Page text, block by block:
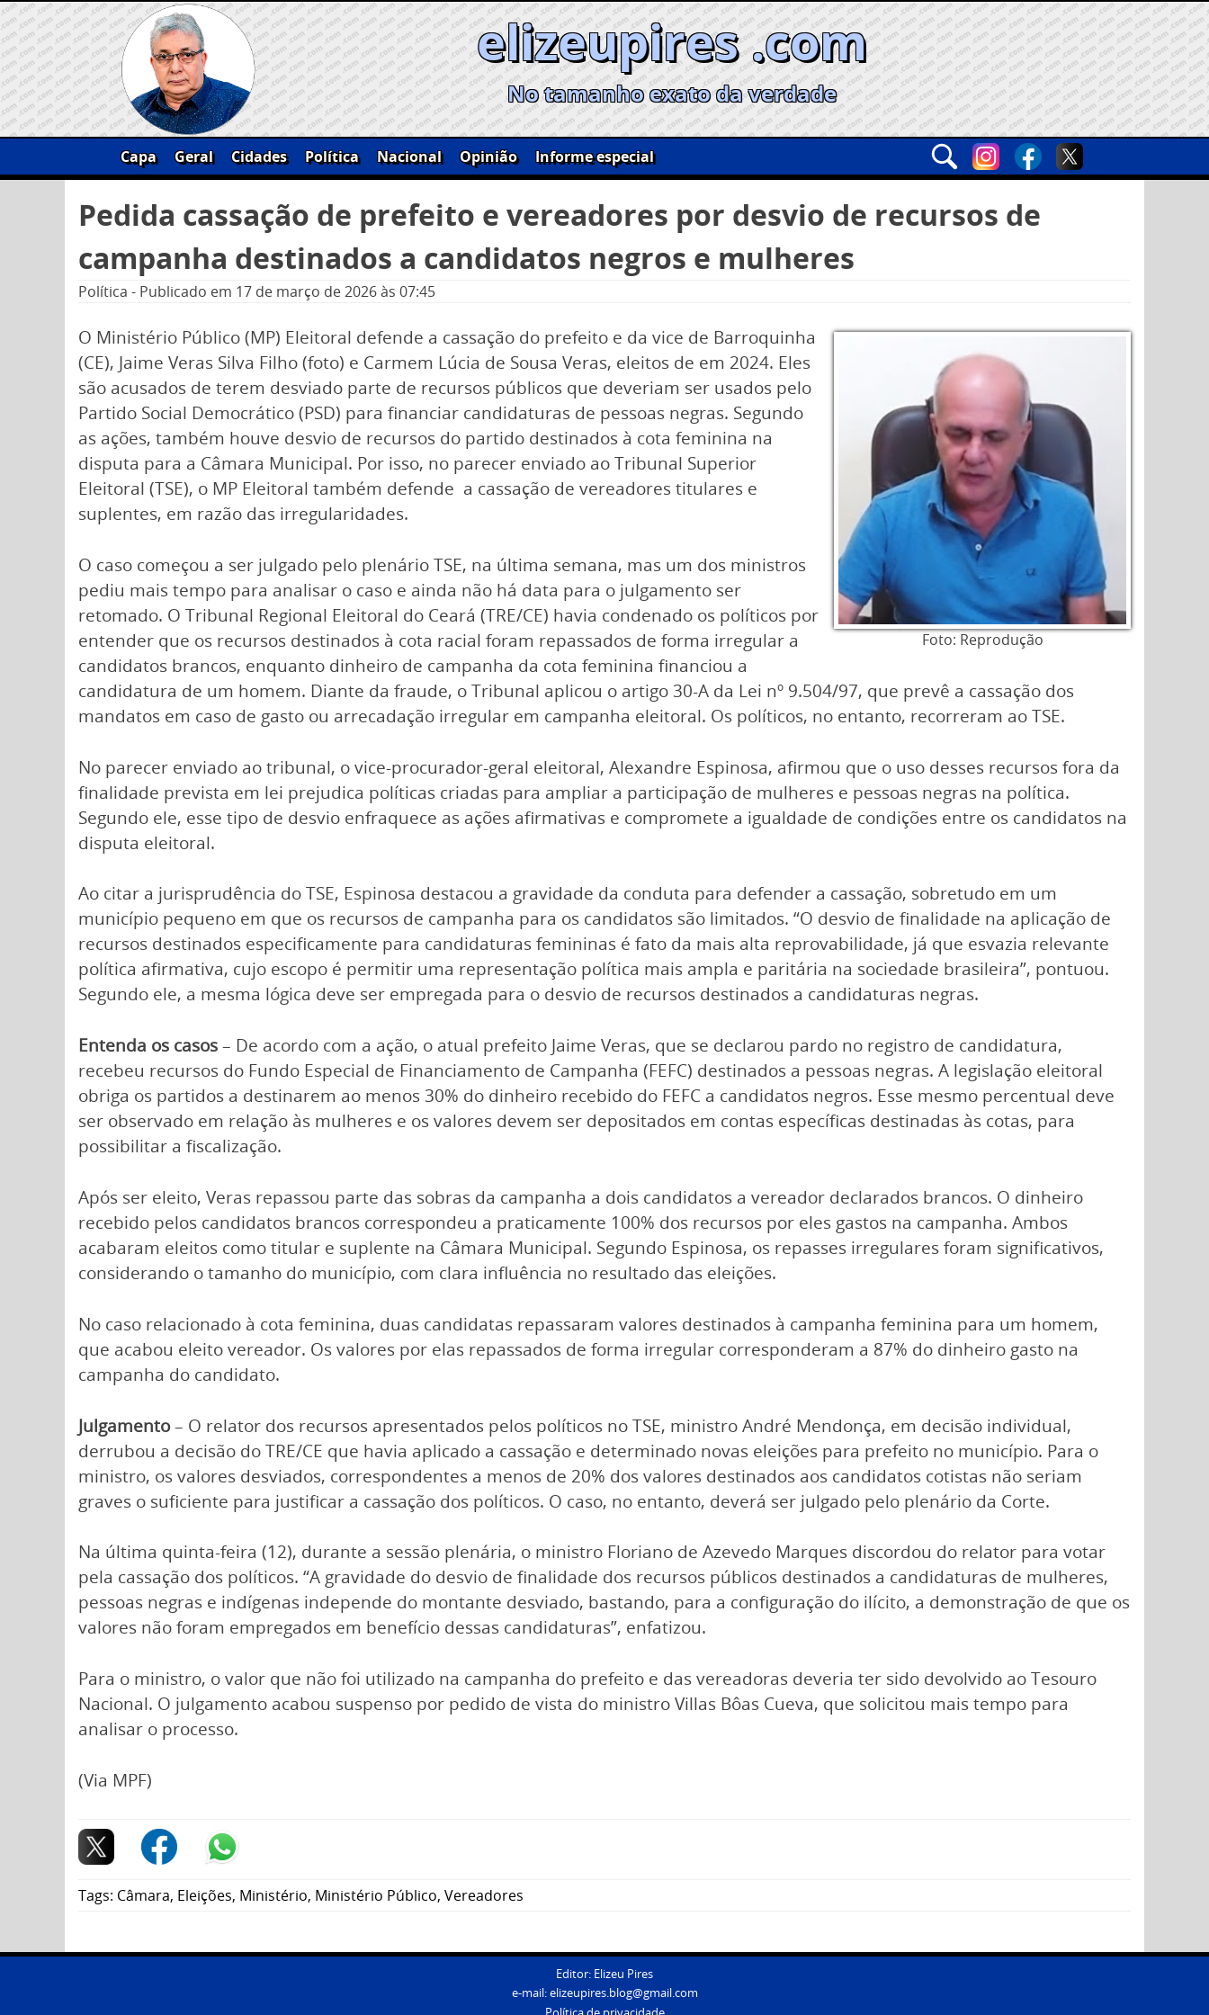
Skip
to
content
elizeupires .com
No tamanho exato da verdade
Capa Geral Cidades Política Nacional Opinião
Informe especial
por:
Pedida cassação de prefeito e vereadores por desvio de recursos de
campanha destinados a candidatos negros e mulheres
Política - Publicado em 17 de março de 2026às 07:45
Foto: Reprodução
O Ministério Público (MP) Eleitoral defende a cassação do prefeito e da vice de Barroquinha
(CE), Jaime Veras Silva Filho (foto) e Carmem Lúcia de Sousa Veras, eleitos de em 2024. Eles
são acusados de terem desviado parte de recursos públicos que deveriam ser usados pelo
Partido Social Democrático (PSD) para financiar candidaturas de pessoas negras. Segundo
as ações, também houve desvio de recursos do partido destinados à cota feminina na
disputa para a Câmara Municipal. Por isso, no parecer enviado ao Tribunal Superior
Eleitoral (TSE), o MP Eleitoral também defende a cassação de vereadores titulares e
suplentes, em razão das irregularidades.
O caso começou a ser julgado pelo plenário TSE, na última semana, mas um dos ministros
pediu mais tempo para analisar o caso e ainda não há data para o julgamento ser
retomado. O Tribunal Regional Eleitoral do Ceará (TRE/CE) havia condenado os políticos por
entender que os recursos destinados à cota racial foram repassados de forma irregular a
candidatos brancos, enquanto dinheiro de campanha da cota feminina financiou a
candidatura de um homem. Diante da fraude, o Tribunal aplicou o artigo 30-A da Lei nº 9.504/97, que prevê a cassação dos
mandatos em caso de gasto ou arrecadação irregular em campanha eleitoral. Os políticos, no entanto, recorreram ao TSE.
No parecer enviado ao tribunal, o vice-procurador-geral eleitoral, Alexandre Espinosa, afirmou que o uso desses recursos fora da
finalidade prevista em lei prejudica políticas criadas para ampliar a participação de mulheres e pessoas negras na política.
Segundo ele, esse tipo de desvio enfraquece as ações afirmativas e compromete a igualdade de condições entre os candidatos na
disputa eleitoral.
Ao citar a jurisprudência do TSE, Espinosa destacou a gravidade da conduta para defender a cassação, sobretudo em um
município pequeno em que os recursos de campanha para os candidatos são limitados. “O desvio de finalidade na aplicação de
recursos destinados especificamente para candidaturas femininas é fato da mais alta reprovabilidade, já que esvazia relevante
política afirmativa, cujo escopo é permitir uma representação política mais ampla e paritária na sociedade brasileira”, pontuou.
Segundo ele, a mesma lógica deve ser empregada para o desvio de recursos destinados a candidaturas negras.
Entenda os casos– De acordo com a ação, o atual prefeito Jaime Veras, que se declarou pardo no registro de candidatura,
recebeu recursos do Fundo Especial de Financiamento de Campanha (FEFC) destinados a pessoas negras. A legislação eleitoral
obriga os partidos a destinarem ao menos 30% do dinheiro recebido do FEFC a candidatos negros. Esse mesmo percentual deve
ser observado em relação às mulheres e os valores devem ser depositados em contas específicas destinadas às cotas, para
possibilitar a fiscalização.
Após ser eleito, Veras repassou parte das sobras da campanha a dois candidatos a vereador declarados brancos. O dinheiro
recebido pelos candidatos brancos correspondeu a praticamente 100% dos recursos por eles gastos na campanha. Ambos
acabaram eleitos como titular e suplente na Câmara Municipal. Segundo Espinosa, os repasses irregulares foram significativos,
considerando o tamanho do município, com clara influência no resultado das eleições.
No caso relacionado à cota feminina, duas candidatas repassaram valores destinados à campanha feminina para um homem,
que acabou eleito vereador. Os valores por elas repassados de forma irregular corresponderam a 87% do dinheiro gasto na
campanha do candidato.
Julgamento– O relator dos recursos apresentados pelos políticos no TSE, ministro André Mendonça, em decisão individual,
derrubou a decisão do TRE/CE que havia aplicado a cassação e determinado novas eleições para prefeito no município. Para o
ministro, os valores desviados, correspondentes a menos de 20% dos valores destinados aos candidatos cotistas não seriam
graves o suficiente para justificar a cassação dos políticos. O caso, no entanto, deverá ser julgado pelo plenário da Corte.
Na última quinta-feira (12), durante a sessão plenária, o ministro Floriano de Azevedo Marques discordou do relator para votar
pela cassação dos políticos. “A gravidade do desvio de finalidade dos recursos públicos destinados a candidaturas de mulheres,
pessoas negras e indígenas independe do montante desviado, bastando, para a configuração do ilícito, a demonstração de que os
valores não foram empregados em benefício dessas candidaturas”, enfatizou.
Para o ministro, o valor que não foi utilizado na campanha do prefeito e das vereadoras deveria ter sido devolvido ao Tesouro
Nacional. O julgamento acabou suspenso por pedido de vista do ministro Villas Bôas Cueva, que solicitou mais tempo para
analisar o processo.
(Via MPF)
Tags: Câmara, Eleições, Ministério, Ministério Público, Vereadores
Editor: Elizeu Pires
e-mail:elizeupires.blog@gmail.com